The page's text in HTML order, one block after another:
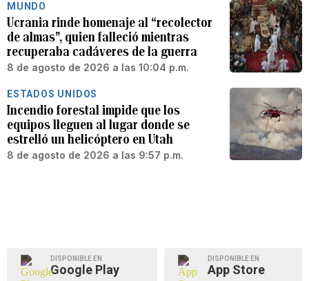
MUNDO
Ucrania rinde homenaje al “recolector
de almas”, quien falleció mientras
recuperaba cadáveres de la guerra
8 de agosto de 2026 a las 10:04 p.m.
ESTADOS UNIDOS
Incendio forestal impide que los
equipos lleguen al lugar donde se
estrelló un helicóptero en Utah
8 de agosto de 2026 a las 9:57 p.m.
DISPONIBLE EN
Google Play
DISPONIBLE EN
App Store